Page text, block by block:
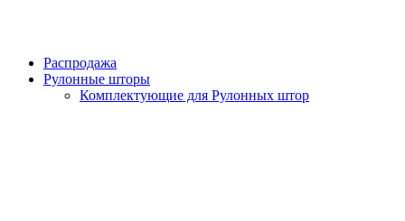
Распродажа
Рулонные шторы
Комплектующие для Рулонных штор